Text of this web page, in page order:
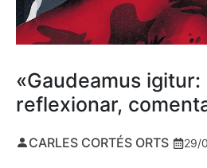
«Gaudeamus igitur:
reflexionar,
CARLES CORTÉS ORTS 29/